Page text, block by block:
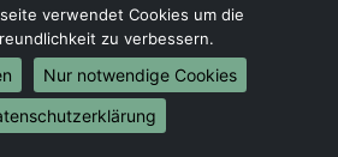
Gladbach nach Bonn
Gladbach nach Münster
Gladbach nach Brasilien
verwendet Cookies um die
zu verbessern.
Nur notwendige Cookies